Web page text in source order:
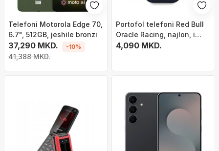
Telefoni Motorola Edge 70,
6.7", 512GB, jeshile bronzi
37,290 MKD.
41,388 MKD.
-10%
Portofol telefoni Red Bull
Oracle Racing, najlon, i
kaltër i errët
4,090 MKD.